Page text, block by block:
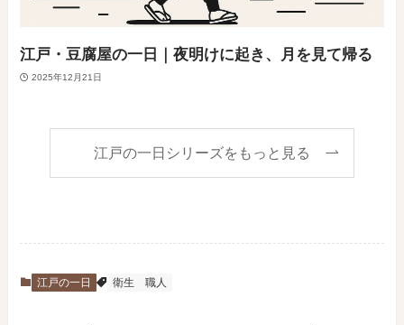
江戸・豆腐屋の一日｜夜明けに起き、月を見て帰る
2025年12月21日
江戸の一日シリーズをもっと見る
江戸の一日 衛生 職人